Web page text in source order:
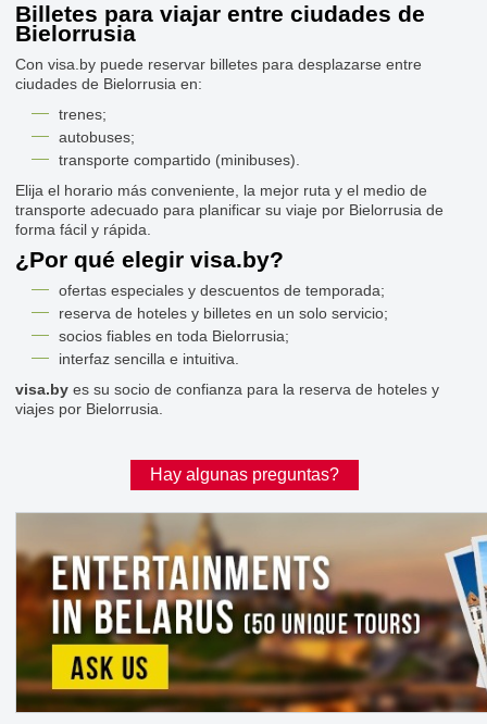
Billetes para viajar entre ciudades de
Bielorrusia
Con visa.by puede reservar billetes para desplazarse entre
ciudades de Bielorrusia en:
trenes;
autobuses;
transporte compartido (minibuses).
Elija el horario más conveniente, la mejor ruta y el medio de
transporte adecuado para planificar su viaje por Bielorrusia de
forma fácil y rápida.
¿Por qué elegir visa.by?
ofertas especiales y descuentos de temporada;
reserva de hoteles y billetes en un solo servicio;
socios fiables en toda Bielorrusia;
interfaz sencilla e intuitiva.
visa.by es su socio de confianza para la reserva de hoteles y
viajes por Bielorrusia.
Hay algunas preguntas?